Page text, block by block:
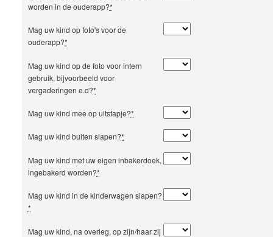
worden in de ouderapp?*
Mag uw kind op foto's voor de
ouderapp?*
Mag uw kind op de foto voor intern
gebruik, bijvoorbeeld voor
vergaderingen e.d?*
Mag uw kind mee op uitstapje?*
Mag uw kind buiten slapen?*
Mag uw kind met uw eigen inbakerdoek,
ingebakerd worden?*
Mag uw kind in de kinderwagen slapen?
*
Mag uw kind, na overleg, op zijn/haar zij